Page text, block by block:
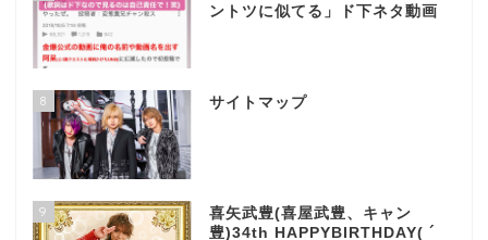
ントツに似てる」ド下ネタ動画
8 サイトマップ
9
喜矢武豊(喜屋武豊、キャン
豊)34th HAPPYBIRTHDAY( ´